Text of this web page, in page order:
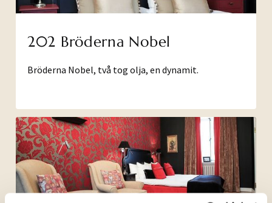
202 Bröderna Nobel
Bröderna Nobel, två tog olja, en dynamit.